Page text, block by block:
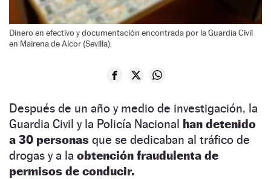
Dinero en efectivo y documentación encontrada por la Guardia Civil
en Mairena de Alcor (Sevilla).
Después de un año y medio de investigación, la
Guardia Civil y la Policía Nacional han detenido
a 30 personas que se dedicaban al tráfico de
drogas y a la obtención fraudulenta de
permisos de conducir.